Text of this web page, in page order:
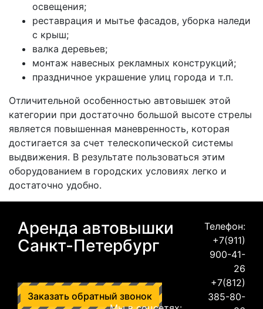
освещения;
реставрация и мытье фасадов, уборка наледи
с крыш;
валка деревьев;
монтаж навесных рекламных конструкций;
праздничное украшение улиц города и т.п.
Отличительной особенностью автовышек этой
категории при достаточно большой высоте стрелы
является повышенная маневренность, которая
достигается за счет телескопической системы
выдвижения. В результате пользоваться этим
оборудованием в городских условиях легко и
достаточно удобно.
Аренда автовышки
Санкт-Петербург
Заказать обратный звонок
Телефон:
+7(911)
900-41-
26
+7(812)
385-80-